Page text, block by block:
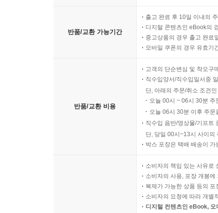
반품/교환 가능기간
출고 완료 후 10일 이내의
디지털 콘텐츠인 eBook의
중고상품의 경우 출고 완료
모바일 쿠폰의 경우 유효기
반품/교환 비용
고객의 단순변심 및 착오구
직수입양서/직수입일서중
단, 아래의 주문/취소 조건
오늘 00시 ~ 06시 30분
오늘 06시 30분 이후 주
직수입 음반/영상물/기프트
단, 당일 00시~13시 사이의
박스 포장은 택배 배송이
소비자의 책임 있는 사유로
소비자의 사용, 포장 개봉
복제가 가능한 상품 등의
소비자의 요청에 따라 개별
디지털 컨텐츠인 eBook,